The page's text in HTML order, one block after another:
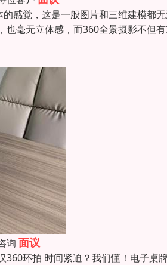
感觉，这是一般图片和三维建模都
毫无立体感，而360全景摄影不但
询 面议
环拍 时间紧迫？我们懂！电子桌